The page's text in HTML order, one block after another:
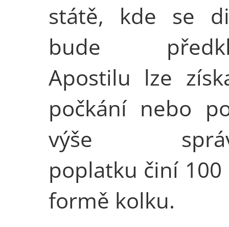
státě, kde se
bude
Apostilu lze
počkání nebo
výše
poplatku činí 100
formě kolku.